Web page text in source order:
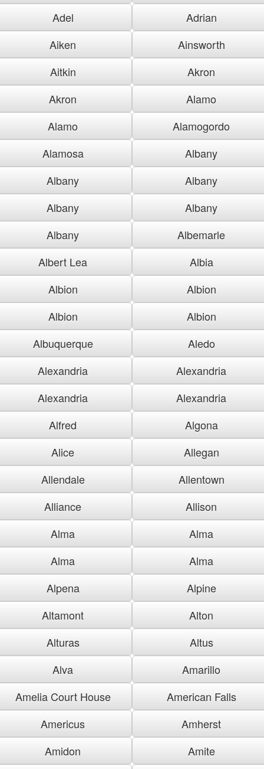
Adel
Adrian
Aiken
Ainsworth
Aitkin
Akron
Akron
Alamo
Alamo
Alamogordo
Alamosa
Albany
Albany
Albany
Albany
Albany
Albany
Albemarle
Albert Lea
Albia
Albion
Albion
Albion
Albion
Albuquerque
Aledo
Alexandria
Alexandria
Alexandria
Alexandria
Alfred
Algona
Alice
Allegan
Allendale
Allentown
Alliance
Allison
Alma
Alma
Alma
Alma
Alpena
Alpine
Altamont
Alton
Alturas
Altus
Alva
Amarillo
Amelia Court House
American Falls
Americus
Amherst
Amidon
Amite